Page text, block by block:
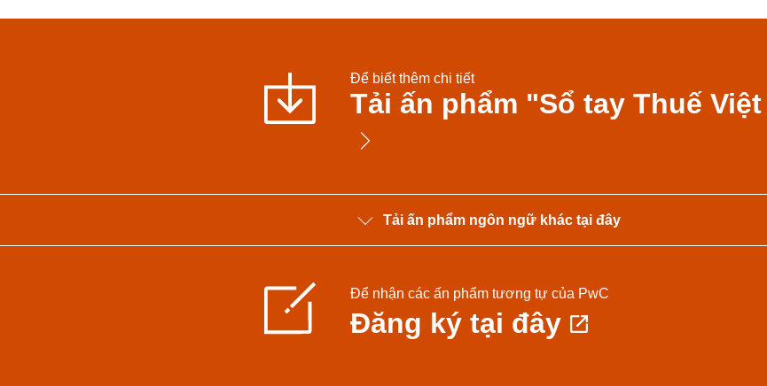
Để biết thêm chi tiết
Tải ấn phẩm "Sổ tay Thuế Việt
Tải ấn phẩm ngôn ngữ khác tại đây
Để nhận các ấn phẩm tương tự của PwC
Đăng ký tại đây